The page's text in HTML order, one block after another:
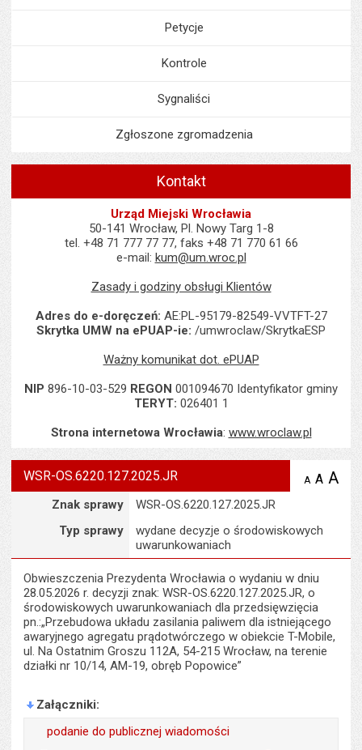
Petycje
Kontrole
Sygnaliści
Zgłoszone zgromadzenia
Kontakt
Urząd Miejski Wrocławia
50-141 Wrocław, Pl. Nowy Targ 1-8
tel. +48 71 777 77 77, faks +48 71 770 61 66
e-mail: kum@um.wroc.pl
Zasady i godziny obsługi Klientów
Adres do e-doręczeń: AE:PL-95179-82549-VVTFT-27
Skrytka UMW na ePUAP-ie: /umwroclaw/SkrytkaESP
Ważny komunikat dot. ePUAP
NIP 896-10-03-529 REGON 001094670 Identyfikator gminy
TERYT: 026401 1
Strona internetowa Wrocławia: www.wroclaw.pl
WSR-OS.6220.127.2025.JR A zmniejsz
A A
SzczegółyZnak sprawy
WSR-OS.6220.127.2025.JR
Typ sprawy
wydane decyzje o środowiskowych
uwarunkowaniach
Obwieszczenia Prezydenta Wrocławia o wydaniu w dniu
28.05.2026 r. decyzji znak: WSR-OS.6220.127.2025.JR, o
środowiskowych uwarunkowaniach dla przedsięwzięcia
pn.:„Przebudowa układu zasilania paliwem dla istniejącego
awaryjnego agregatu prądotwórczego w obiekcie T-Mobile,
ul. Na Ostatnim Groszu 112A, 54-215 Wrocław, na terenie
działki nr 10/14, AM-19, obręb Popowice”
Załączniki
podanie do publicznej wiadomości